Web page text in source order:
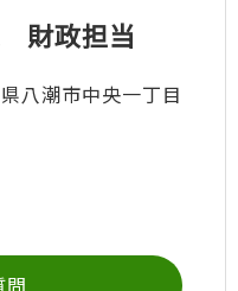
財政担当
八潮市中央一丁目